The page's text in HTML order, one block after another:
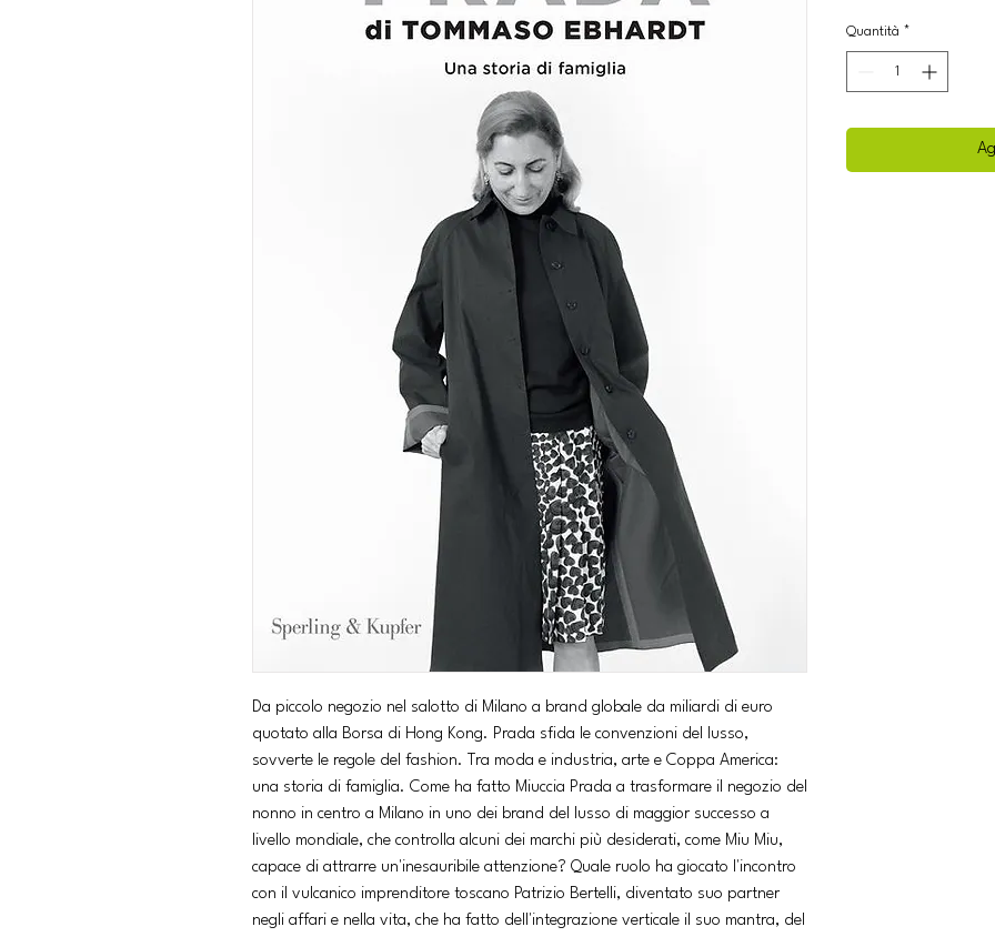
Da piccolo negozio nel salotto di Milano a brand globale da miliardi di euro
quotato alla Borsa di Hong Kong. Prada sfida le convenzioni del lusso,
sovverte le regole del fashion. Tra moda e industria, arte e Coppa America:
una storia di famiglia. Come ha fatto Miuccia Prada a trasformare il negozio del
nonno in centro a Milano in uno dei brand del lusso di maggior successo a
livello mondiale, che controlla alcuni dei marchi più desiderati, come Miu Miu,
capace di attrarre un'inesauribile attenzione? Quale ruolo ha giocato l'incontro
con il vulcanico imprenditore toscano Patrizio Bertelli, diventato suo partner
negli affari e nella vita, che ha fatto dell'integrazione verticale il suo mantra, del
Quantità *